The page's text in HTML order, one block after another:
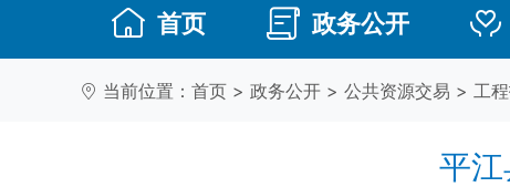
首页 政务公开
当前位置： 首页 > 政务公开 > 公共资源交易 > 工
平